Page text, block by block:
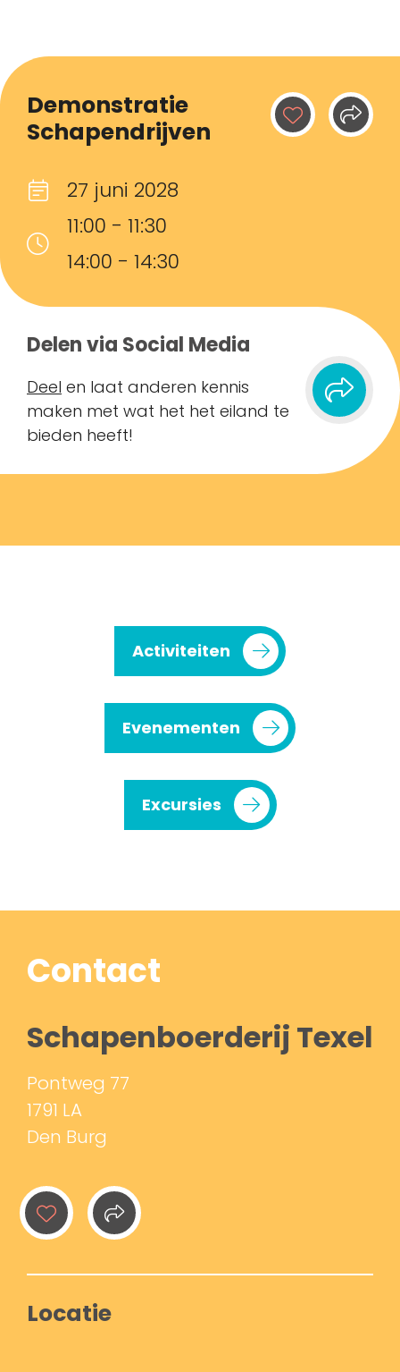
Demonstratie
Schapendrijven
27 juni 2028
11:00 - 11:30
14:00 - 14:30
Delen via Social Media
Deel en laat anderen kennis
maken met wat het het eiland te
bieden heeft!
Activiteiten
Evenementen
Excursies
Contact
Schapenboerderij Texel
Pontweg 77
1791 LA
Den Burg
Locatie